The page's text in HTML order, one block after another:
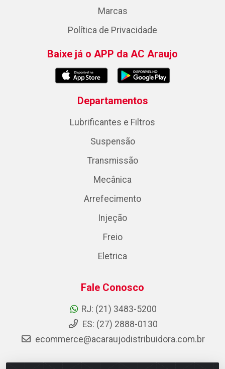
Marcas
Política de Privacidade
Baixe já o APP da AC Araujo
Departamentos
Lubrificantes e Filtros
Suspensão
Transmissão
Mecânica
Arrefecimento
Injeção
Freio
Eletrica
Fale Conosco
RJ: (21) 3483-5200
ES: (27) 2888-0130
ecommerce@acaraujodistribuidora.com.br